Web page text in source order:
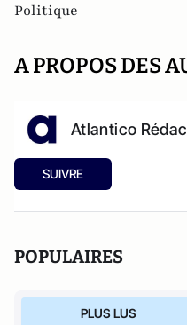
Politique
A PROPOS DES
Atlantico
SUIVRE
POPULAIRES
PLUS LUS